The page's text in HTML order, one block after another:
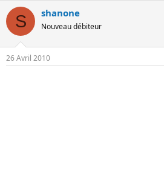
t
e
u
r
d
e
e
d
d
S shanone
Nouveau débiteur
26 Avril 2010